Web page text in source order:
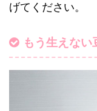
げてください。
もう生えない